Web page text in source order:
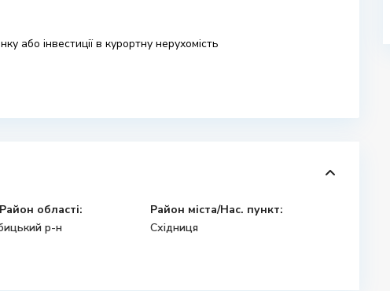
або інвестиції в курортну нерухомість
області:
р-н
Район міста/Нас. пункт:
Східниця